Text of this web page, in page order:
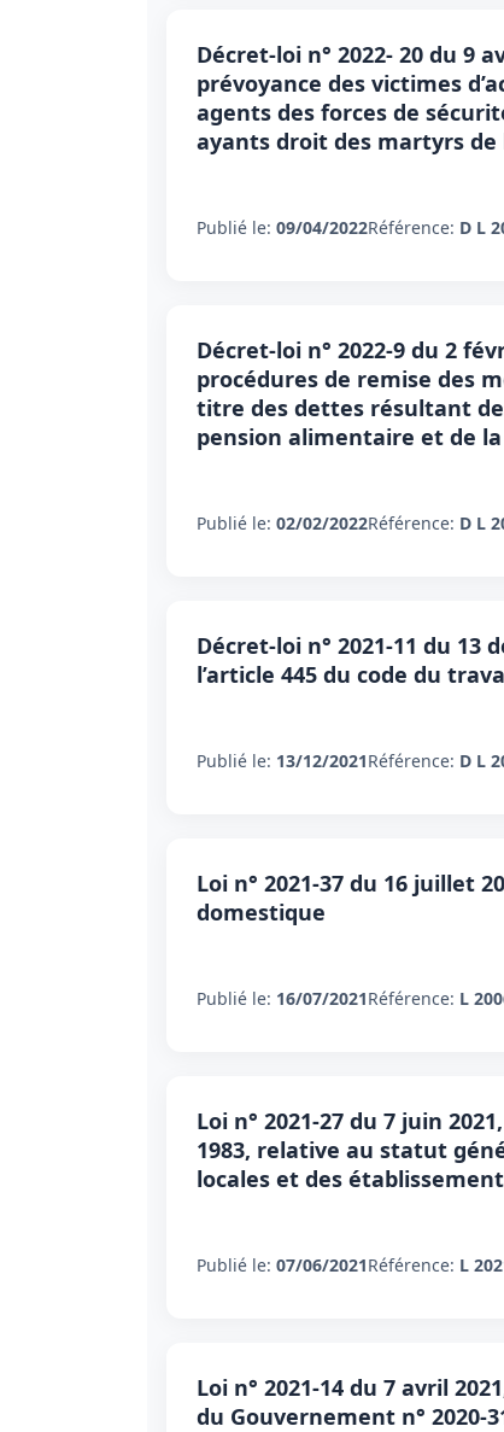
Décret-loi n° 2022- 20 du 9
prévoyance des victimes
agents des forces de
ayants droit des martyrs
Publié le: 09/04/2022Référence: D L
Décret-loi n° 2022-9 du 2
procédures de remise des
titre des dettes résultant
pension alimentaire et de
Publié le: 02/02/2022Référence: D L
Décret-loi n° 2021-11 du
l’article 445 du code du
Publié le: 13/12/2021Référence: D L
Loi n° 2021-37 du 16 juillet
domestique
Publié le: 16/07/2021Référence: L
Loi n° 2021-27 du 7 juin
1983, relative au statut
locales et des
Publié le: 07/06/2021Référence: L
Loi n° 2021-14 du 7 avril
du Gouvernement n° 2020-